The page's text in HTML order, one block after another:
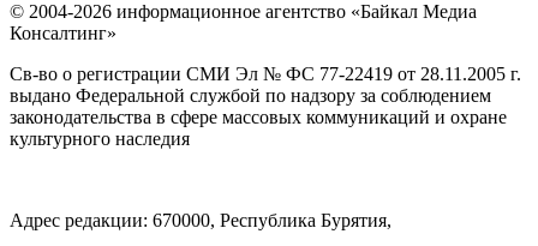
© 2004-2026 информационное агентство «Байкал Медиа
Консалтинг»
Св-во о регистрации СМИ Эл № ФС 77-22419 от 28.11.2005 г.
выдано Федеральной службой по надзору за соблюдением
законодательства в сфере массовых коммуникаций и охране
культурного наследия
Адрес редакции: 670000, Республика Бурятия,